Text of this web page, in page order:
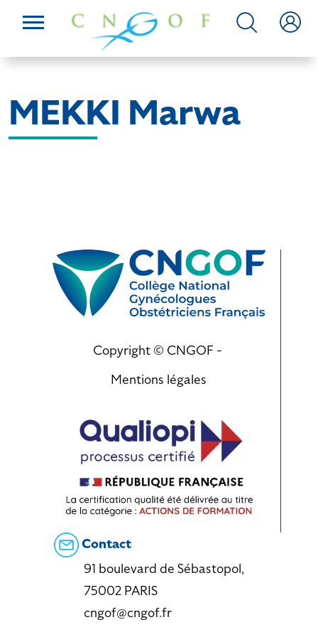
MEKKI Marwa
Copyright © CNGOF -
Mentions légales
Contact
91 boulevard de Sébastopol,
75002 PARIS
cngof@cngof.fr